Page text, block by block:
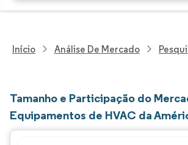
Início Análise De Mercado
Tamanho e Participação do
Equipamentos de HVAC da